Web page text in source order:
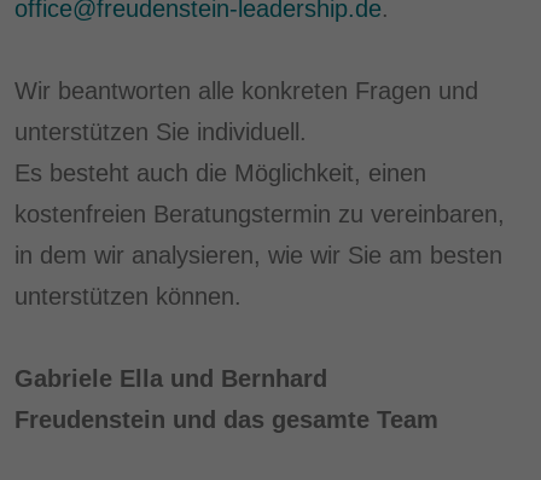
office@freudenstein-leadership.de.
Wir beantworten alle konkreten Fragen und
unterstützen Sie individuell.
Es besteht auch die Möglichkeit, einen
kostenfreien Beratungstermin zu vereinbaren,
in dem wir analysieren, wie wir Sie am besten
unterstützen können.
Gabriele Ella und Bernhard
Freudenstein und das gesamte Team